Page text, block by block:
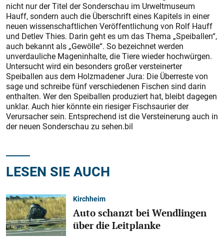
nicht nur der Titel der Sonderschau im Urweltmuseum
Hauff, sondern auch die Überschrift eines Kapitels in einer
neuen wissenschaftlichen Veröffentlichung von Rolf Hauff
und Detlev Thies. Darin geht es um das Thema „Speiballen“,
auch bekannt als „Gewölle“. So bezeichnet werden
unverdauliche Mageninhalte, die Tiere wieder hochwürgen.
Untersucht wird ein besonders großer versteinerter
Speiballen aus dem Holzmadener Jura: Die Überreste von
sage und schreibe fünf verschiedenen Fischen sind darin
enthalten. Wer den Speiballen produziert hat, bleibt dagegen
unklar. Auch hier könnte ein riesiger Fischsaurier der
Verursacher sein. Entsprechend ist die Versteinerung auch in
der neuen Sonderschau zu sehen.bil
LESEN SIE AUCH
Kirchheim
Auto schanzt bei Wendlingen
über die Leitplanke